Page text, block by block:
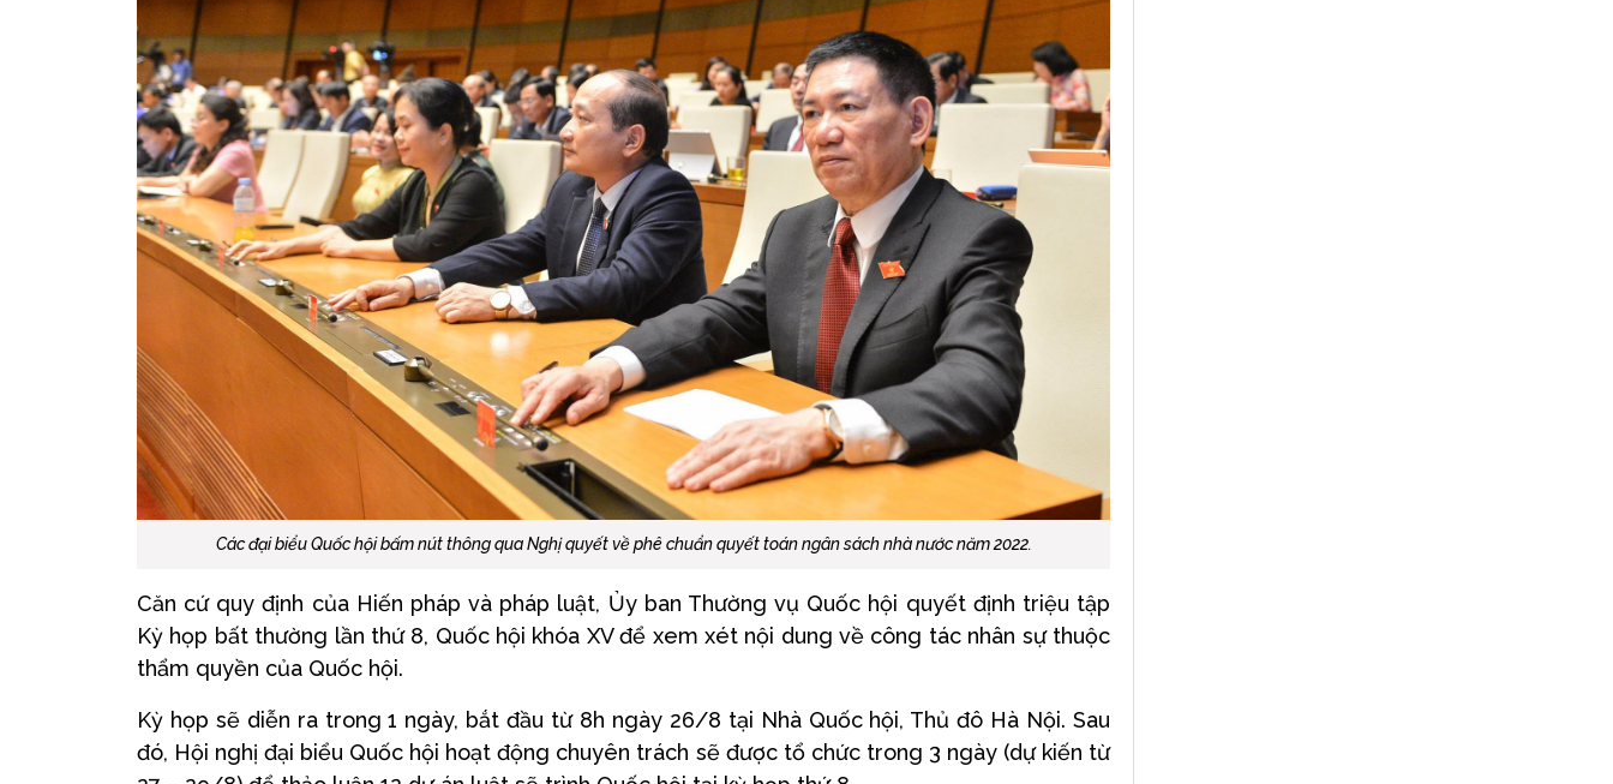
Các đại biểu Quốc hội bấm nút thông qua Nghị quyết về phê chuẩn quyết toán ngân sách nhà nước năm 2022.
Căn cứ quy định của Hiến pháp và pháp luật, Ủy ban Thường vụ Quốc hội quyết định triệu tập
Kỳ họp bất thường lần thứ 8, Quốc hội khóa XV để xem xét nội dung về công tác nhân sự thuộc
thẩm quyền của Quốc hội.
Kỳ họp sẽ diễn ra trong 1 ngày, bắt đầu từ 8h ngày 26/8 tại Nhà Quốc hội, Thủ đô Hà Nội. Sau
đó, Hội nghị đại biểu Quốc hội hoạt động chuyên trách sẽ được tổ chức trong 3 ngày (dự kiến từ